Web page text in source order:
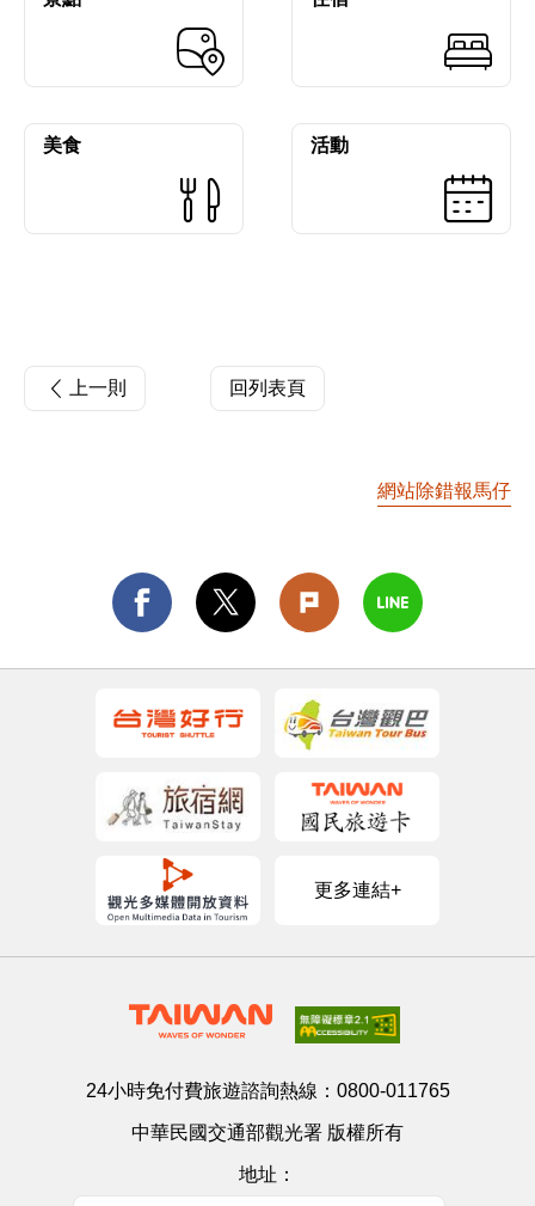
美食 活動
上一則 回列表頁
網站除錯報馬仔
更多連結+
24小時免付費旅遊諮詢熱線： 0800-011765
中華民國交通部觀光署 版權所有
地址：